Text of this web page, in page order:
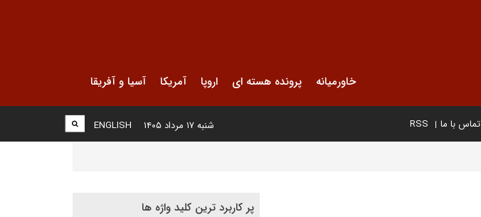
خاورمیانه پرونده هسته ای اروپا آمریکا آسیا و آفریقا
تماس با ما RSS
ENGLISH شنبه ۱۷ مرداد ۱۴۰۵
پر کاربرد ترین کلید واژه ها